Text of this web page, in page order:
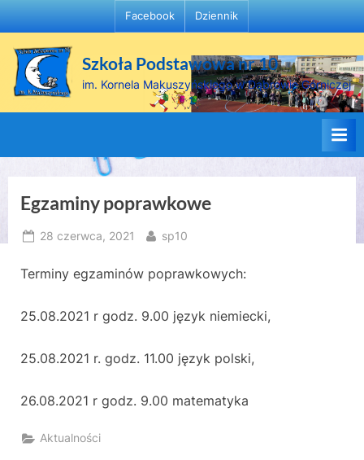
to
content
Facebook Dziennik
Szkoła Podstawowa nr 10
im. Kornela Makuszyńskiego w Dąbrowie Górniczej
Egzaminy poprawkowe
Posted
28 czerwca, 2021 By
sp10
Terminy egzaminów poprawkowych:
25.08.2021 r godz. 9.00 język niemiecki,
25.08.2021 r. godz. 11.00 język polski,
26.08.2021 r godz. 9.00 matematyka
Aktualności